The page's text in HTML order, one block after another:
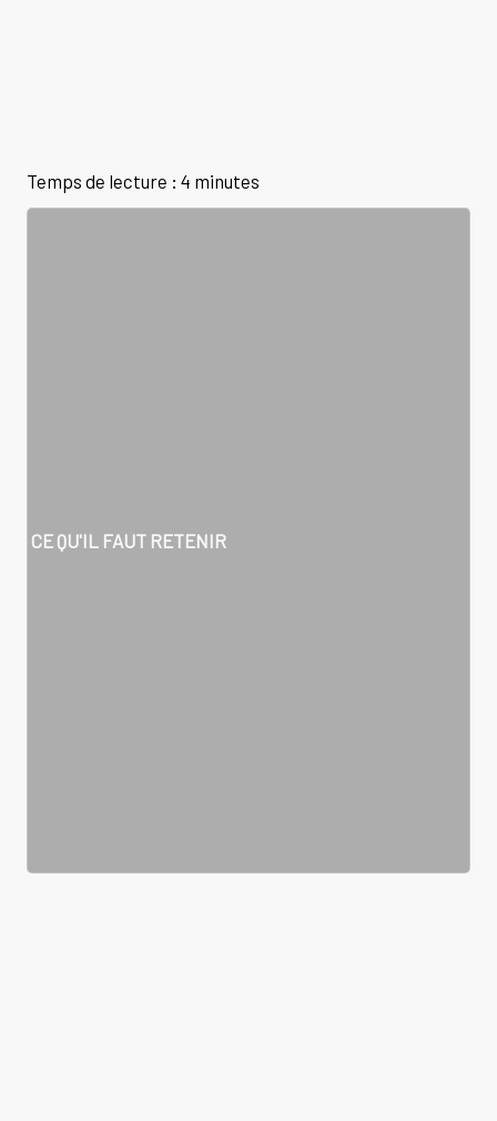
Temps de lecture : 4 minutes
CE QU'IL FAUT RETENIR